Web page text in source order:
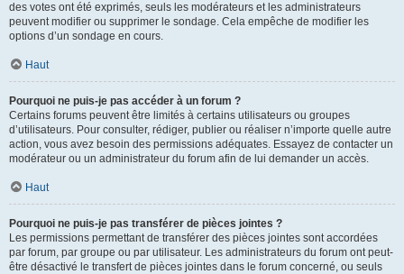
des votes ont été exprimés, seuls les modérateurs et les administrateurs
peuvent modifier ou supprimer le sondage. Cela empêche de modifier les
options d’un sondage en cours.
Haut
Pourquoi ne puis-je pas accéder à un forum ?
Certains forums peuvent être limités à certains utilisateurs ou groupes
d’utilisateurs. Pour consulter, rédiger, publier ou réaliser n’importe quelle autre
action, vous avez besoin des permissions adéquates. Essayez de contacter un
modérateur ou un administrateur du forum afin de lui demander un accès.
Haut
Pourquoi ne puis-je pas transférer de pièces jointes ?
Les permissions permettant de transférer des pièces jointes sont accordées
par forum, par groupe ou par utilisateur. Les administrateurs du forum ont peut-
être désactivé le transfert de pièces jointes dans le forum concerné, ou seuls